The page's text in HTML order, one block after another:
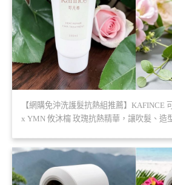
【網購免沖洗護髮抗熱組推薦】KAFINCE
x YMN 攸沐橣 玫瑰抗熱精華，讓吹髮、造